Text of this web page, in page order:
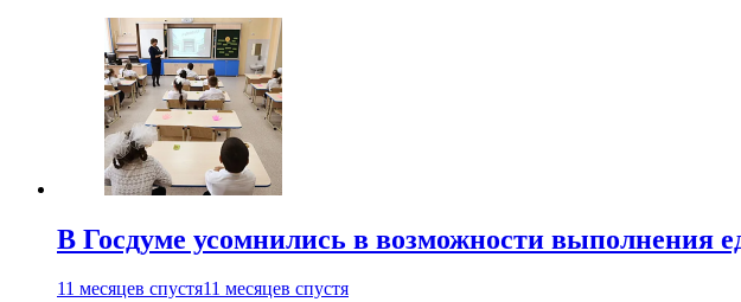
В Госдуме усомнились в возможности выполнения
11 месяцев спустя11 месяцев спустя